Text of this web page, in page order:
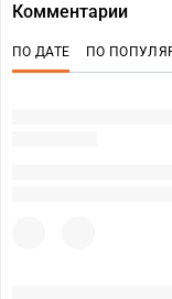
Комментарии
ПО ДАТЕ ПО